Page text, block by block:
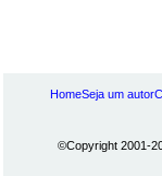
HomeSeja um autor
©Copyright 2001-